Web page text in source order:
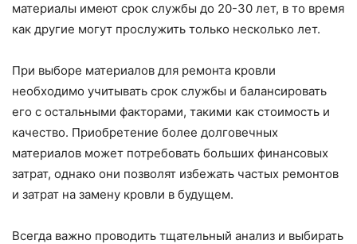
материалы имеют срок службы до 20-30 лет, в то время
как другие могут прослужить только несколько лет.
При выборе материалов для ремонта кровли
необходимо учитывать срок службы и балансировать
его с остальными факторами, такими как стоимость и
качество. Приобретение более долговечных
материалов может потребовать больших финансовых
затрат, однако они позволят избежать частых ремонтов
и затрат на замену кровли в будущем.
Всегда важно проводить тщательный анализ и выбирать